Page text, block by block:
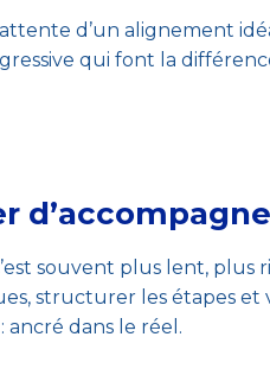
d’un
qui font la
c’est souvent plus lent,
structurer les étapes
dans le réel.